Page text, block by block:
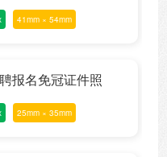
41mm × 54mm
报名免冠证件照
25mm × 35mm